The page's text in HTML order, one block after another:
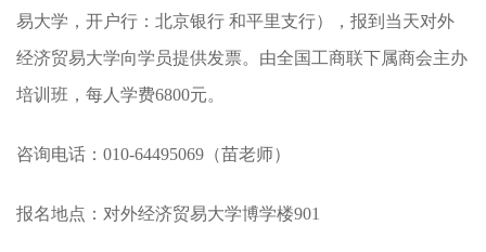
易大学，开户行：北京银行 和平里支行），报到当天对外
经济贸易大学向学员提供发票。由全国工商联下属商会主办
培训班，每人学费6800元。
咨询电话：010-64495069（苗老师）
报名地点：对外经济贸易大学博学楼901